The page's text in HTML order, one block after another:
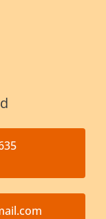
il.com